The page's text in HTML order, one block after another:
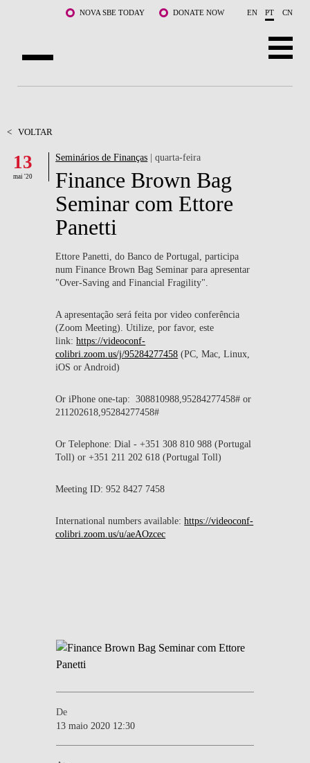
Saltar para o conteúdo principalNOVA SBE TODAY DONATE NOW EN PT CN
DOCENTES E INVESTIGAÇÃO
COMUNIDADE
LIFE AT NOVA SBE
WHAT'S HAPPENING
< VOLTAR
13
mai '20
Seminários de Finanças | quarta-feira
Finance Brown Bag
Seminar com Ettore
Panetti
Ettore Panetti, do Banco de Portugal, participa
num Finance Brown Bag Seminar para apresentar
"Over-Saving and Financial Fragility".
A apresentação será feita por video conferência
(Zoom Meeting). Utilize, por favor, este
link:https://videoconf-
colibri.zoom.us/j/95284277458 (PC, Mac, Linux,
iOS or Android)
Or iPhone one-tap: 308810988,95284277458# or
211202618,95284277458#
Or Telephone: Dial - +351 308 810 988 (Portugal
Toll) or +351 211 202 618 (Portugal Toll)
Meeting ID: 952 8427 7458
International numbers available:https://videoconf-
colibri.zoom.us/u/aeAOzcec
De
13 maio 2020 12:30